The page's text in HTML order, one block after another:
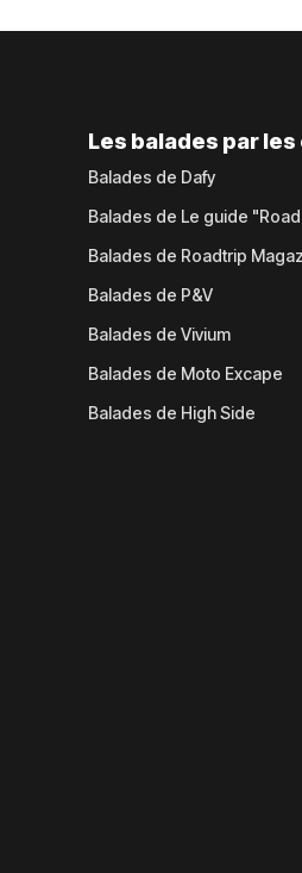
Les balades par
Balades de Dafy
Balades de Le guide
Balades de Roadtrip
Balades de P&V
Balades de Vivium
Balades de Moto Excape
Balades de High Side